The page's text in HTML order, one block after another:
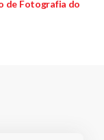
de Fotografia do